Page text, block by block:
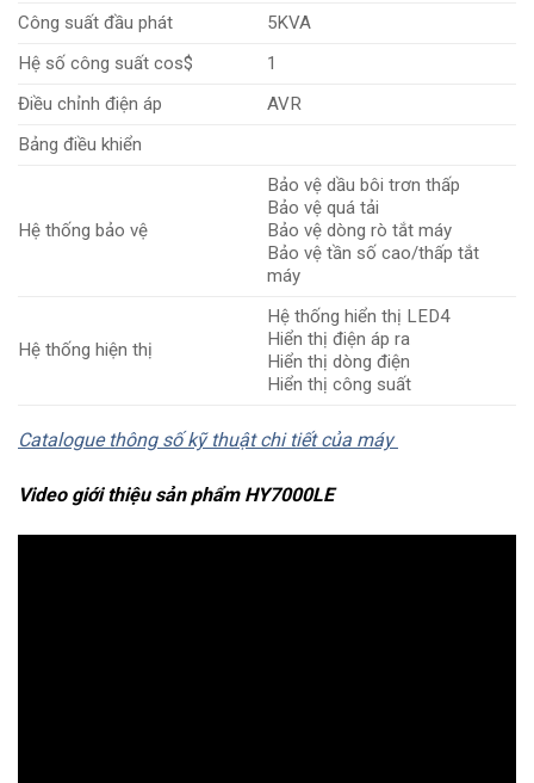
Công suất đầu phát
5KVA
Hệ số công suất cos$
1
Điều chỉnh điện áp
AVR
Bảng điều khiển
Hệ thống bảo vệ
Bảo vệ dầu bôi trơn thấp
Bảo vệ quá tải
Bảo vệ dòng rò tắt máy
Bảo vệ tần số cao/thấp tắt
máy
Hệ thống hiện thị
Hệ thống hiển thị LED4
Hiển thị điện áp ra
Hiển thị dòng điện
Hiển thị công suất
Catalogue thông số kỹ thuật chi tiết của máy
Video giới thiệu sản phẩm HY7000LE